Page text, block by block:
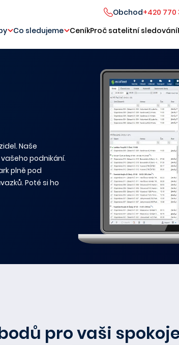
Obchod+420 770
Co sledujeme CeníkProč satelitní sledování
Naše
podnikání.
plně pod
Poté si ho
pro vaši